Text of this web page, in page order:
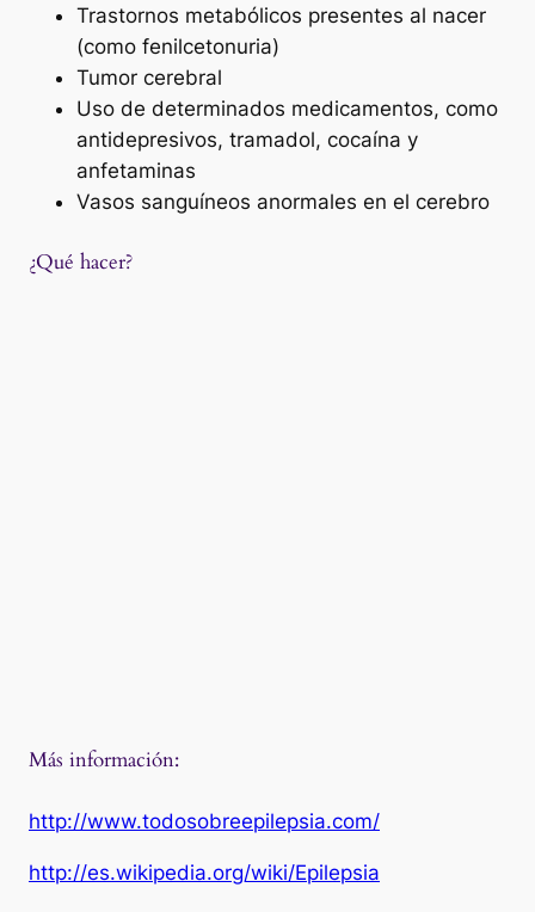
Trastornos metabólicos presentes al nacer
(como fenilcetonuria)
Tumor cerebral
Uso de determinados medicamentos, como
antidepresivos, tramadol, cocaína y
anfetaminas
Vasos sanguíneos anormales en el cerebro
¿Qué hacer?
Más información:
http://www.todosobreepilepsia.com/
http://es.wikipedia.org/wiki/Epilepsia